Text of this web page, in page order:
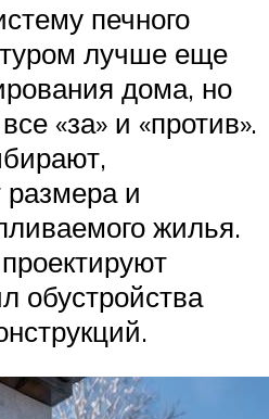
печного
лучше еще
дома, но
«за» и «против».
размера и
жилья.
обустройства